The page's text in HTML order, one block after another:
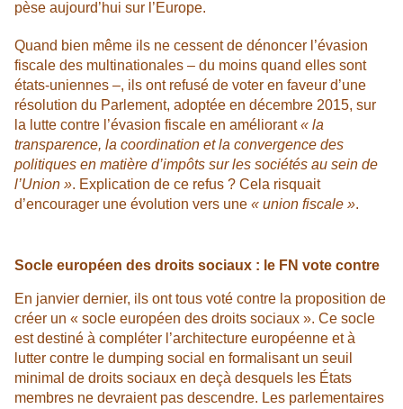
pèse aujourd’hui sur l’Europe.
Quand bien même ils ne cessent de dénoncer l’évasion
fiscale des multinationales – du moins quand elles sont
états-uniennes –, ils ont refusé de voter en faveur d’une
résolution du Parlement, adoptée en décembre 2015, sur
la lutte contre l’évasion fiscale en améliorant« la
transparence, la coordination et la convergence des
politiques en matière d’impôts sur les sociétés au sein de
l’Union ». Explication de ce refus ? Cela risquait
d’encourager une évolution vers une « union fiscale ».
Socle européen des droits sociaux : le FN vote contre
En janvier dernier, ils ont tous voté contre la proposition de
créer un « socle européen des droits sociaux ». Ce socle
est destiné à compléter l’architecture européenne et à
lutter contre le dumping social en formalisant un seuil
minimal de droits sociaux en deçà desquels les États
membres ne devraient pas descendre. Les parlementaires